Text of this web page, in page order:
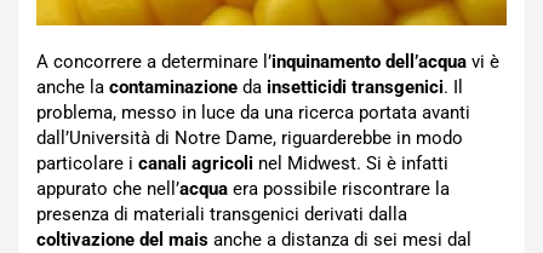
A concorrere a determinare l’inquinamento dell’acqua vi è
anche la contaminazione da insetticidi transgenici. Il
problema, messo in luce da una ricerca portata avanti
dall’Università di Notre Dame, riguarderebbe in modo
particolare i canali agricoli nel Midwest. Si è infatti
appurato che nell’acqua era possibile riscontrare la
presenza di materiali transgenici derivati dalla
coltivazione del mais anche a distanza di sei mesi dal